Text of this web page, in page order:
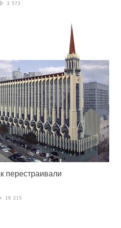
3 573
перестраивали
16 215